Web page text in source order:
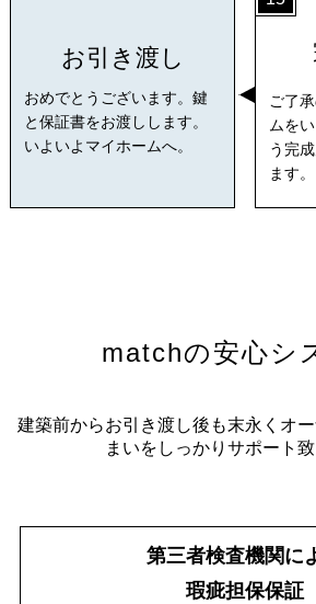
お引き渡し
おめでとうございます。鍵
と保証書をお渡しします。
いよいよマイホームへ。
ご了
ムを
う完
ます。
matchの安心シ
建築前からお引き渡し後も末永くオ
まいをしっかりサポート致
第三者検査機関に
瑕疵担保保証